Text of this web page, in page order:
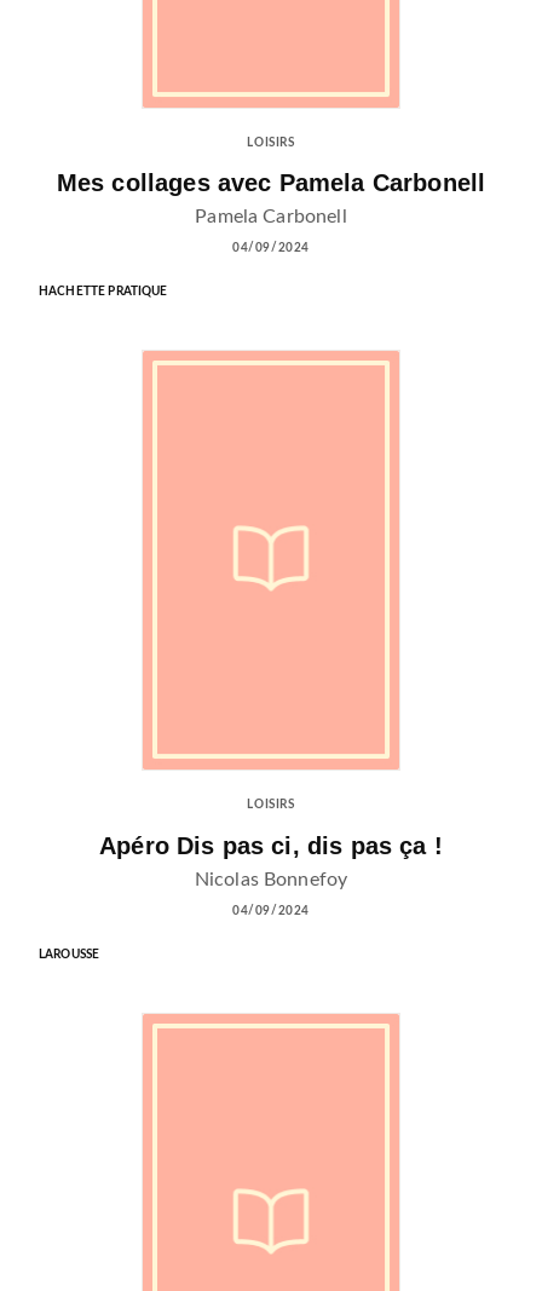
LOISIRS
Mes collages avec Pamela Carbonell
Pamela Carbonell
04/09/2024
HACHETTE PRATIQUE
LOISIRS
Apéro Dis pas ci, dis pas ça !
Nicolas Bonnefoy
04/09/2024
LAROUSSE